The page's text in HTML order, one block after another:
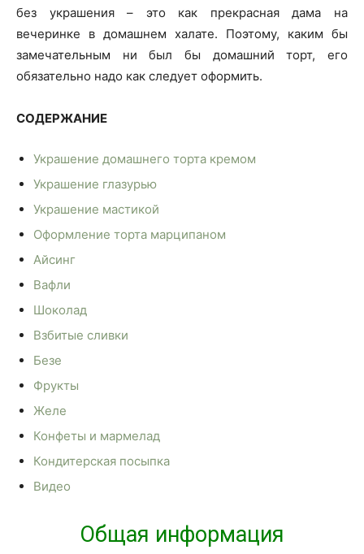
без украшения – это как прекрасная дама на
вечеринке в домашнем халате. Поэтому, каким бы
замечательным ни был бы домашний торт, его
обязательно надо как следует оформить.
СОДЕРЖАНИЕ
Украшение домашнего торта кремом
Украшение глазурью
Украшение мастикой
Оформление торта марципаном
Айсинг
Вафли
Шоколад
Взбитые сливки
Безе
Фрукты
Желе
Конфеты и мармелад
Кондитерская посыпка
Видео
Общая информация